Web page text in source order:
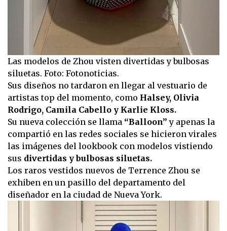
Las modelos de Zhou visten divertidas y bulbosas
siluetas. Foto: Fotonoticias.
Sus diseños no tardaron en llegar al vestuario de
artistas top del momento, como Halsey, Olivia
Rodrigo, Camila Cabello y Karlie Kloss.
Su nueva colección se llama “Balloon”y apenas la
compartió en las redes sociales se hicieron virales
las imágenes del lookbook con modelos vistiendo
sus divertidas y bulbosas siluetas.
Los raros vestidos nuevos de Terrence Zhou se
exhiben en un pasillo del departamento del
diseñador en la ciudad de Nueva York.